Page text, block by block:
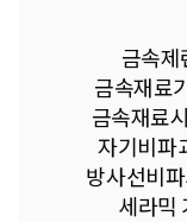
금속
금속재료
금속재료
자기비파
방사선비
세라믹